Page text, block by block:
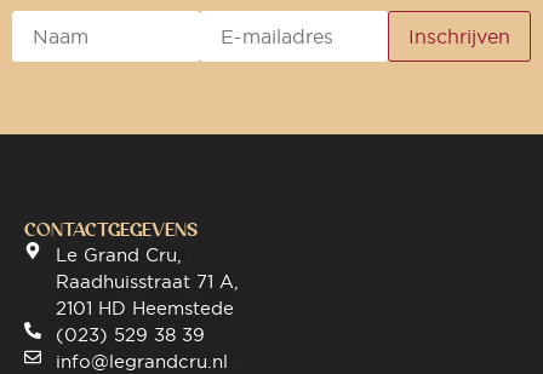
CONTACTGEGEVENS
Le Grand Cru,
Raadhuisstraat 71 A,
2101 HD Heemstede
(023) 529 38 39
info@legrandcru.nl